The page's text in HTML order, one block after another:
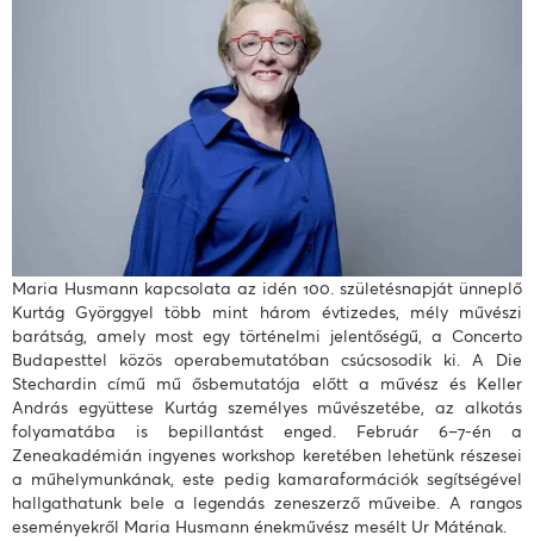
Maria Husmann kapcsolata az idén 100. születésnapját ünneplő
Kurtág Györggyel több mint három évtizedes, mély művészi
barátság, amely most egy történelmi jelentőségű, a Concerto
Budapesttel közös operabemutatóban csúcsosodik ki. A Die
Stechardin című mű ősbemutatója előtt a művész és Keller
András együttese Kurtág személyes művészetébe, az alkotás
folyamatába is bepillantást enged. Február 6–7-én a
Zeneakadémián ingyenes workshop keretében lehetünk részesei
a műhelymunkának, este pedig kamaraformációk segítségével
hallgathatunk bele a legendás zeneszerző műveibe. A rangos
eseményekről Maria Husmann énekművész mesélt Ur Máténak.